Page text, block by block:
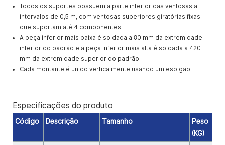
Todos os suportes possuem a parte inferior das ventosas a
intervalos de 0,5 m, com ventosas superiores giratórias fixas
que suportam até 4 componentes.
A peça inferior mais baixa é soldada a 80 mm da extremidade
inferior do padrão e a peça inferior mais alta é soldada a 420
mm da extremidade superior do padrão.
Cada montante é unido verticalmente usando um espigão.
Especificações do produto
Código Descrição Tamanho
Peso
(KG)